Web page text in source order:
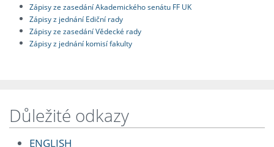
Zápisy ze zasedání Akademického senátu FF UK
Zápisy z jednání Ediční rady
Zápisy ze zasedání Vědecké rady
Zápisy z jednání komisí fakulty
Důležité odkazy
ENGLISH